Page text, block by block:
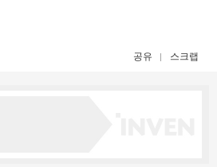
공유 스크랩